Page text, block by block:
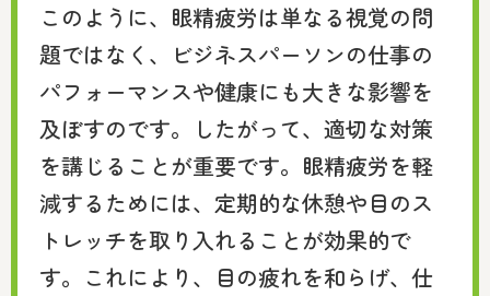
このように、眼精疲労は単なる視覚の問
題ではなく、ビジネスパーソンの仕事の
パフォーマンスや健康にも大きな影響を
及ぼすのです。したがって、適切な対策
を講じることが重要です。眼精疲労を軽
減するためには、定期的な休憩や目のス
トレッチを取り入れることが効果的で
す。これにより、目の疲れを和らげ、仕